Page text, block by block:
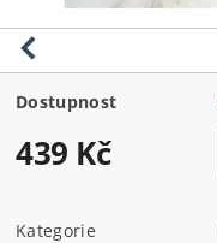
Dostupnost
439 Kč
Kategorie